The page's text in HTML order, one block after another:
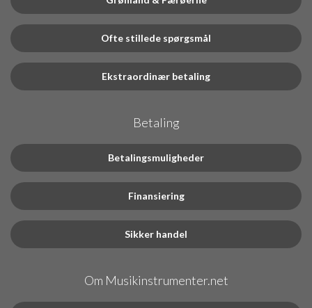
Ofte stillede spørgsmål
Ekstraordinær betaling
Betaling
Betalingsmuligheder
Finansiering
Sikker handel
Om Musikinstrumenter.net